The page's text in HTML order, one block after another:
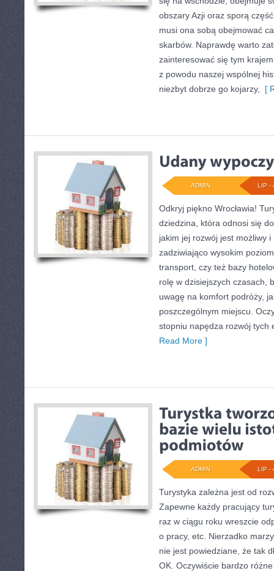
obszary Azji oraz sporą
musi ona sobą obejmować
skarbów. Naprawdę warto
zainteresować się tym
z powodu naszej wspólnej
niezbyt dobrze go kojarzy,
[
LIP -
ADMIN
Odkryj piękno Wrocławia!
dziedzina, która odnosi się
jakim jej rozwój jest możliwy
zadziwiająco wysokim
transport, czy też bazy
rolę w dzisiejszych czasach,
uwagę na komfort podróży,
poszczególnym miejscu.
stopniu napędza rozwój tych
Read More ]
LIP -
ADMIN
Turystyka zależna jest od
Zapewne każdy pracujący
raz w ciągu roku wreszcie
o pracy, etc. Nierzadko
nie jest powiedziane, że tak
OK. Oczywiście bardzo